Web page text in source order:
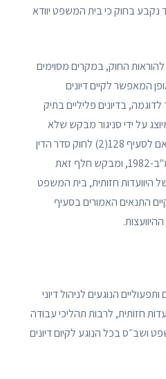
נקבע בחוק כי בית המשפט יוודא
להוראות החוק, במקרים מסוימים
המאפשר לקיים דיונים
בדיונים פליליים בתיק
על ידי סניגור מבקש שלא
להיות נוכח בדיון בעניינו, בהתאם לסעיף 128(2) לחוק סדר הדין
הפלילי [נוסח משולב], התשמ"ב-1982, ומבקש חלף זאת
היוועדות חזותית, בית המשפט
התנאים האמורים בסעיף
הנוגעים לניהול דיוני
חזותית, לרבות תהליכי עבודה
ושב״ס בכל הנוגע לקיום דיונים